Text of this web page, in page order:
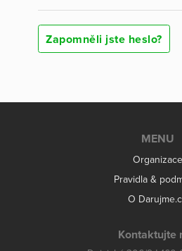
Zapomněli jste heslo?
MENU
Organizace
Pravidla &
O
Kontaktujte